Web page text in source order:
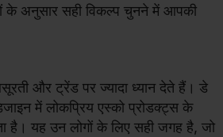
अनुसार सही विकल्प चुनने में आपकी
और ट्रेंड पर ज्यादा ध्यान देते हैं। डे
में लोकप्रिय एस्को प्रोडक्ट्स के
है। यह उन लोगों के लिए सही जगह है, जो